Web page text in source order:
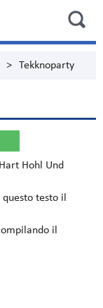
> Tekknoparty
Hart Hohl Und
testo il
il